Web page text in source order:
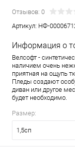
Отзывов: 0
Артикул: НФ-
Информация о
Велсофт -
наличием очень
приятная на ощупь
Пледы создают
диван или другое
будет необходимо.
Размер:
1,5сп